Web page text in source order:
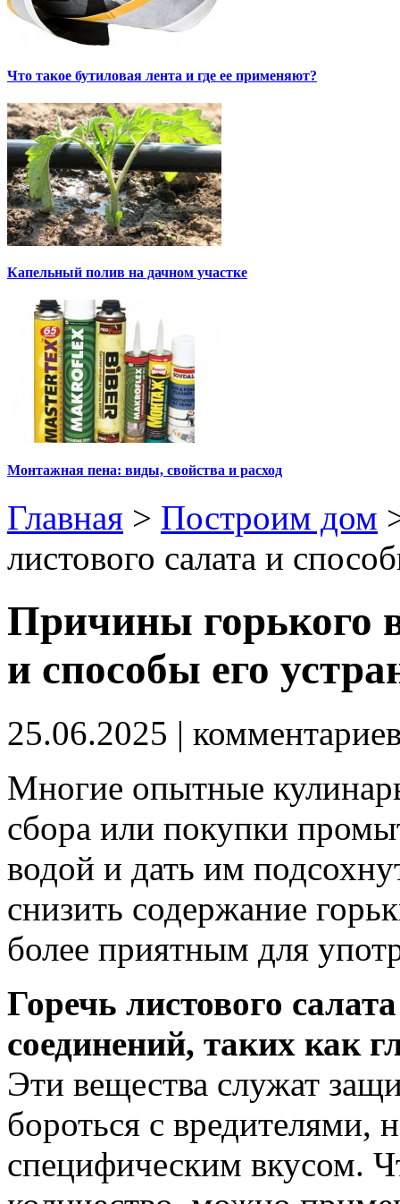
Что такое бутиловая лента и где ее применяют?
Капельный полив на дачном участке
Монтажная пена: виды, свойства и расход
Главная > Построим дом
листового салата и
Причины горького
и способы его
25.06.2025 |
Многие опытные
сбора или покупки
водой и дать им
снизить содержание
более приятным для
Горечь листового
соединений, таких как
Эти вещества служат
бороться с вредителями,
специфическим вкусом.